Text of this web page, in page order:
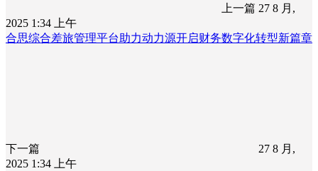
上一篇 27 8 月,
2025 1:34 上午
合思综合差旅管理平台助力动力源开启财务数字化转型新篇章
下一篇
27 8 月,
2025 1:34 上午